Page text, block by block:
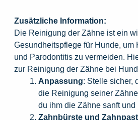
Zusätzliche Information:
Die Reinigung der Zähne ist ein
Gesundheitspflege für Hunde, um
und Parodontitis zu vermeiden.
zur Reinigung der Zähne bei
Anpassung: Stelle sicher,
die Reinigung seiner
du ihm die Zähne sanft
Zahnbürste und